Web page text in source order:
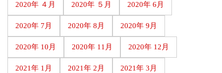
2020年 ４月 2020年 ５月 2020年 6月
2020年 7月 2020年 8月 2020年 9月
2020年 10月 2020年 11月 2020年 12月
2021年 1月 2021年 2月 2021年 3月